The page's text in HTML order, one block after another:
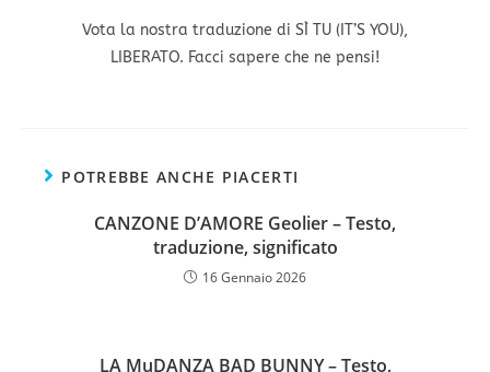
Vota la nostra traduzione di SÌ TU (IT’S YOU),
LIBERATO. Facci sapere che ne pensi!
POTREBBE ANCHE PIACERTI
CANZONE D’AMORE Geolier – Testo,
traduzione, significato
16 Gennaio 2026
LA MuDANZA BAD BUNNY – Testo,